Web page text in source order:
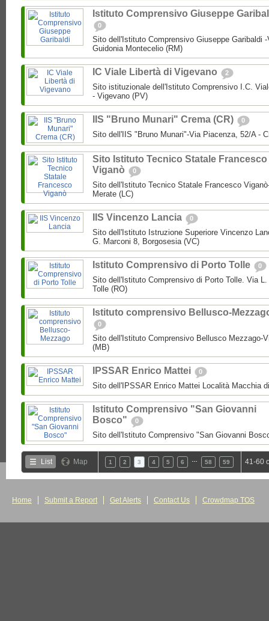
Istituto Comprensivo Giuseppe
0
Sito dell'Istituto Comprensivo Giuseppe Garibaldi
Guidonia Montecelio (RM)
IC Viale Libertà di Vigevano 2
Sito istituzionale dell'Istituto Comprensivo I.C.
- Vigevano (PV)
IIS "Bruno Munari" Crema (CR) 0
Sito dell'IIS "Bruno Munari"-Via Piacenza, 52/A -
Sito Istituto Tecnico Statale Francesco
Viganò
0
Sito dell'Istituto Tecnico Statale Francesco
Merate (LC)
IIS Vincenzo Lancia 0
Sito dell'Istituto Istruzione Superiore Vincenzo
G. Marconi 8, Borgosesia (VC)
Istituto Comprensivo di Porto Tolle 0
Sito dell'Istituto Comprensivo di Porto Tolle. Via
Tolle (RO)
Istituto comprensivo Bellusco-
0
Sito dell'Istituto Comprensivo Bellusco Mezzago-
(MB)
IPSSAR Enrico Mattei 0
Sito dell'IPSSAR Enrico Mattei Località Macchia
Istituto Comprensivo "San Giovanni
Bosco"
0
Sito dell'Istituto Comprensivo "San Giovanni
List Map 1 2 3 4 5 6 58 59 41-60
Home Submit a Report Get Alerts Contact Us Crowdmap TOS